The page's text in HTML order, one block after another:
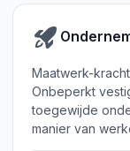
Maatwerk-
Onbeperkt
toegewijde
manier van